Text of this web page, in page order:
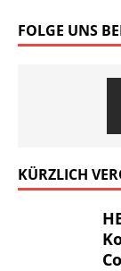
FOLGE UNS
KÜRZLICH